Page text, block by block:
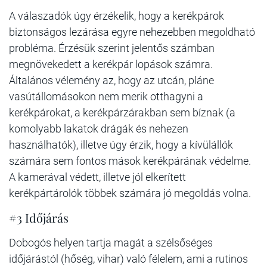
A válaszadók úgy érzékelik, hogy a kerékpárok
biztonságos lezárása egyre nehezebben megoldható
probléma. Érzésük szerint jelentős számban
megnövekedett a kerékpár lopások számra.
Általános vélemény az, hogy az utcán, pláne
vasútállomásokon nem merik otthagyni a
kerékpárokat, a kerékpárzárakban sem bíznak (a
komolyabb lakatok drágák és nehezen
használhatók), illetve úgy érzik, hogy a kívülállók
számára sem fontos mások kerékpárának védelme.
A kamerával védett, illetve jól elkerített
kerékpártárolók többek számára jó megoldás volna.
#3 Időjárás
Dobogós helyen tartja magát a szélsőséges
időjárástól (hőség, vihar) való félelem, ami a rutinos